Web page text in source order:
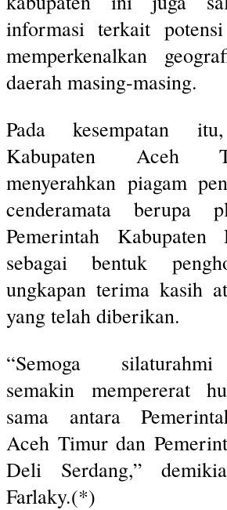
informasi terkait
memperkenalkan
daerah masing-masing.
Pada kesempatan
Kabupaten Aceh
menyerahkan piagam
cenderamata berupa
Pemerintah Kabupaten
sebagai bentuk
ungkapan terima kasih
yang telah diberikan.
“Semoga
semakin mempererat
sama antara
Aceh Timur dan
Deli Serdang,”
Farlaky.(*)